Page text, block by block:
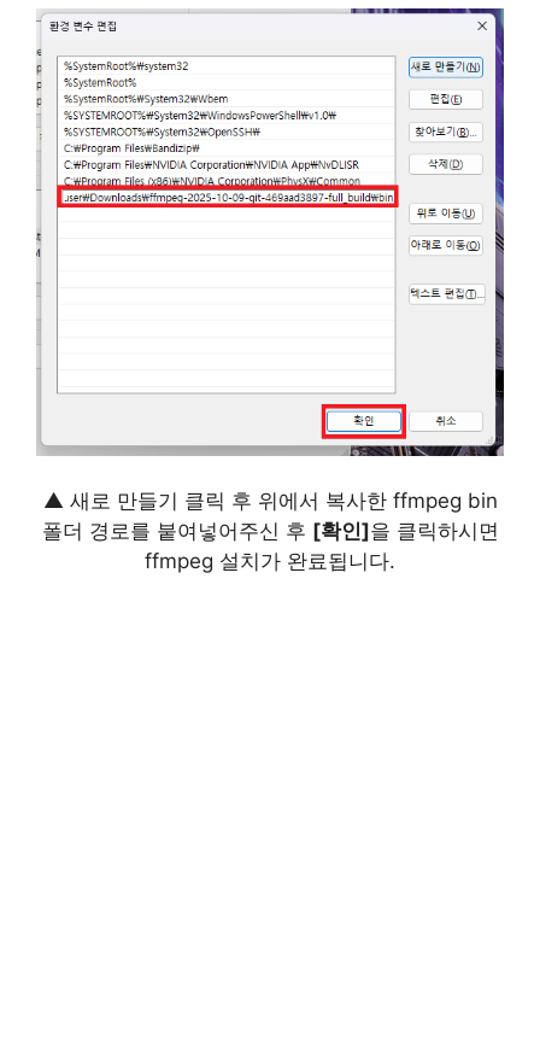
▲ 새로 만들기 클릭 후 위에서 복사한 ffmpeg bin
폴더 경로를 붙여넣어주신 후 [확인]을 클릭하시면
ffmpeg 설치가 완료됩니다.